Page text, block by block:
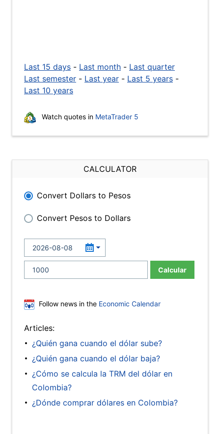
Last 15 days - Last month - Last quarter
Last semester - Last year - Last 5 years -
Last 10 years
Watch quotes in MetaTrader 5
CALCULATOR
Convert Dollars to Pesos
Convert Pesos to Dollars
Calcular
Follow news in the Economic Calendar
Articles:
¿Quién gana cuando el dólar sube?
¿Quién gana cuando el dólar baja?
¿Cómo se calcula la TRM del dólar en
Colombia?
¿Dónde comprar dólares en Colombia?